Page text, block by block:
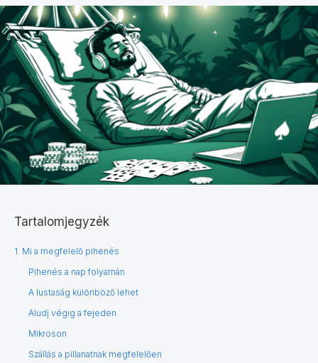
Tartalomjegyzék
1. Mi a megfelelő pihenés
Pihenés a nap folyamán
A lustaság különböző lehet
Aludj végig a fejeden
Mikroson
Szállás a pillanatnak megfelelően